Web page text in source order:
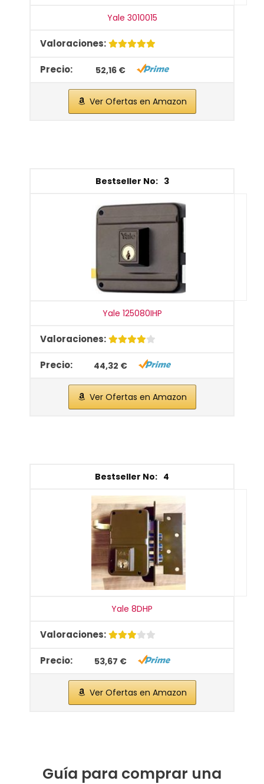
Yale 3010015
52,16 €
Ver Ofertas en Amazon
3
Yale 125080IHP
44,32 €
Ver Ofertas en Amazon
4
Yale 8DHP
53,67 €
Ver Ofertas en Amazon
Guía para comprar una